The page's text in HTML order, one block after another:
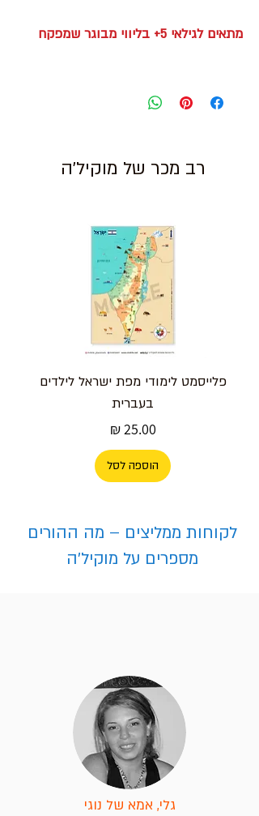
מתאים לגילאי 5+ בליווי מבוגר שמפקח
רב מכר של מוקיל'ה
פלייסמט לימודי מפת ישראל לילדים
בעברית
מחיר
הוספה לסל
לימוד מהנה לילדים
מחיר
הוספה לסל
בירה
מחיר
הוספה לסל
מחיר‏25.00 ‏₪
הוספה לסל
חווית למידה מהנה לילדים!
מחיר
הוספה לסל
לקוחות ממליצים – מה ההורים
מספרים על מוקיל'ה
גלי, אמא של נוגי